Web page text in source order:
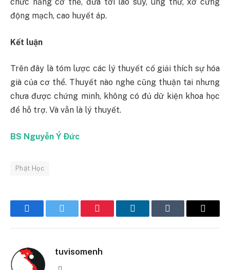
động mạch, cao huyết áp.
Kết luận
Trên đây là tóm lược các lý thuyết cố giải thích sự hóa
già của cơ thể. Thuyết nào nghe cũng thuận tai nhưng
chưa được chứng minh, không có đủ dữ kiện khoa học
để hỗ trợ. Và vẫn là lý thuyết.
BS Nguyễn Ý Ðức
Phật Học
FacebookTwitter Pinterest LinkedInTumblr Email
tuvisomenh